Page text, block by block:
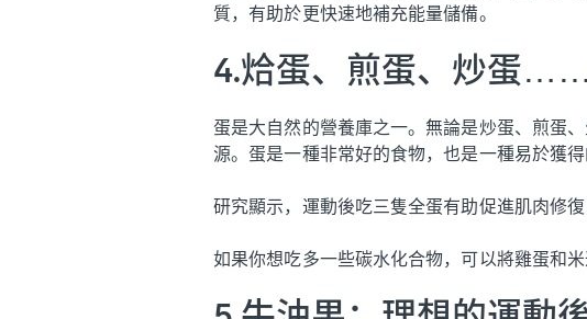
質，有助於更快速地補充能量儲備。
4.烚蛋、煎蛋、炒蛋
蛋是大自然的營養庫之一。無論是炒蛋、煎蛋
源。蛋是一種非常好的食物，也是一種易於獲
研究顯示，運動後吃三隻全蛋有助促進肌肉修
如果你想吃多一些碳水化合物，可以將雞蛋和